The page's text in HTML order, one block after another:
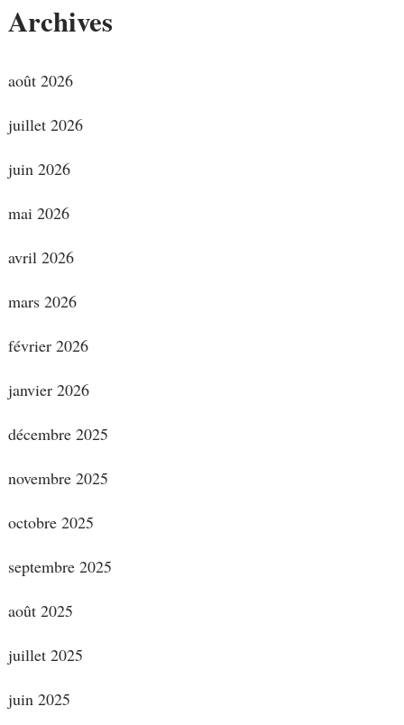
Archives
août 2026
juillet 2026
juin 2026
mai 2026
avril 2026
mars 2026
février 2026
janvier 2026
décembre 2025
novembre 2025
octobre 2025
septembre 2025
août 2025
juillet 2025
juin 2025